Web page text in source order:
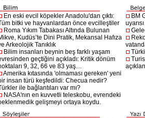
En eski evcil köpekler Anadolu'dan çıktı:
bitki ve hayvanlardan önce evcilleştiler
Roma Yıkım Tabakası Altında Bulunan
Kudüs’te Dini Pratik, Mekansal Hafıza
Arkeolojik Tanıklık
Bilim insanları beynin beş farklı yaşam
geçtiğini açıkladı: Kritik dönüm
9, 32, 66 ve 83 yaş…
Amerika kıtasında 'olmaması gereken' yeni
insan türü keşfedildi: Checua nedir?
ile bağlantıları var mı?
NASA'nın en kuvvetli teleskobu, evrendeki
gelişmeyi ortaya koydu.
BM